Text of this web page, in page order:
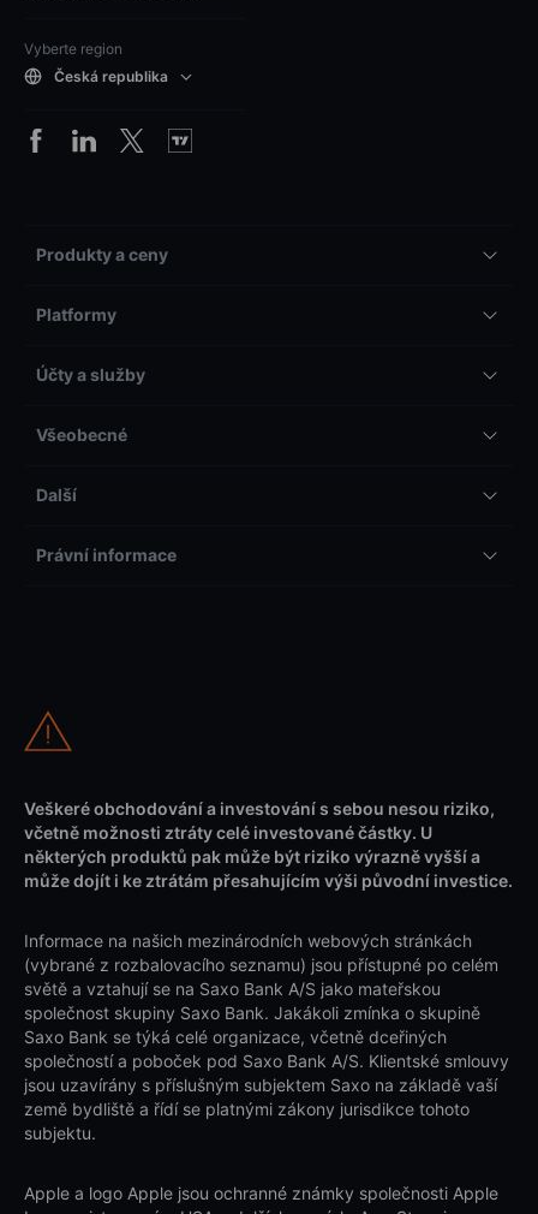
Vyberte region
Česká republika
Produkty a ceny
Platformy
Účty a služby
Všeobecné
Další
Právní informace
Veškeré obchodování a investování s sebou nesou riziko,
včetně možnosti ztráty celé investované částky. U
některých produktů pak může být riziko výrazně vyšší a
může dojít i ke ztrátám přesahujícím výši původní investice.
Informace na našich mezinárodních webových stránkách
(vybrané z rozbalovacího seznamu) jsou přístupné po celém
světě a vztahují se na Saxo Bank A/S jako mateřskou
společnost skupiny Saxo Bank. Jakákoli zmínka o skupině
Saxo Bank se týká celé organizace, včetně dceřiných
společností a poboček pod Saxo Bank A/S. Klientské smlouvy
jsou uzavírány s příslušným subjektem Saxo na základě vaší
země bydliště a řídí se platnými zákony jurisdikce tohoto
subjektu.
Apple a logo Apple jsou ochranné známky společnosti Apple